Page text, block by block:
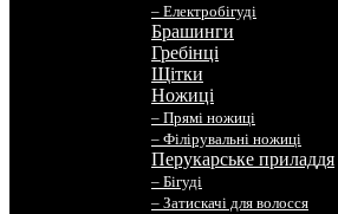
– Електробігуді
Брашинги
Гребінці
Щітки
Ножиці
– Прямі ножиці
– Філірувальні ножиці
Перукарське приладдя
– Бігуді
– Затискачі для волосся